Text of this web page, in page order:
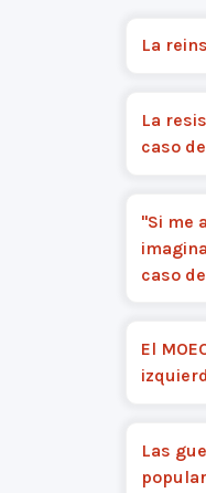
La
La
caso
"Si me
caso
El
Las
popular